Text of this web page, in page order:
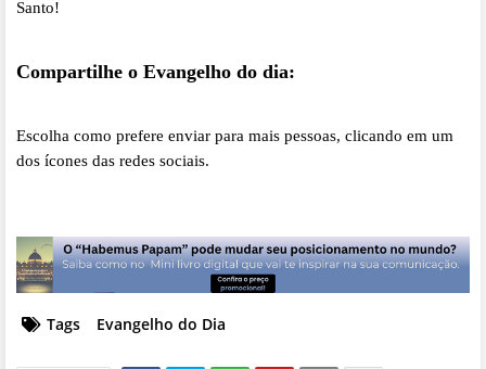
Santo!
Compartilhe o Evangelho do dia:
Escolha como prefere enviar para mais pessoas, clicando em um
dos ícones das redes sociais.
Tags Evangelho do Dia